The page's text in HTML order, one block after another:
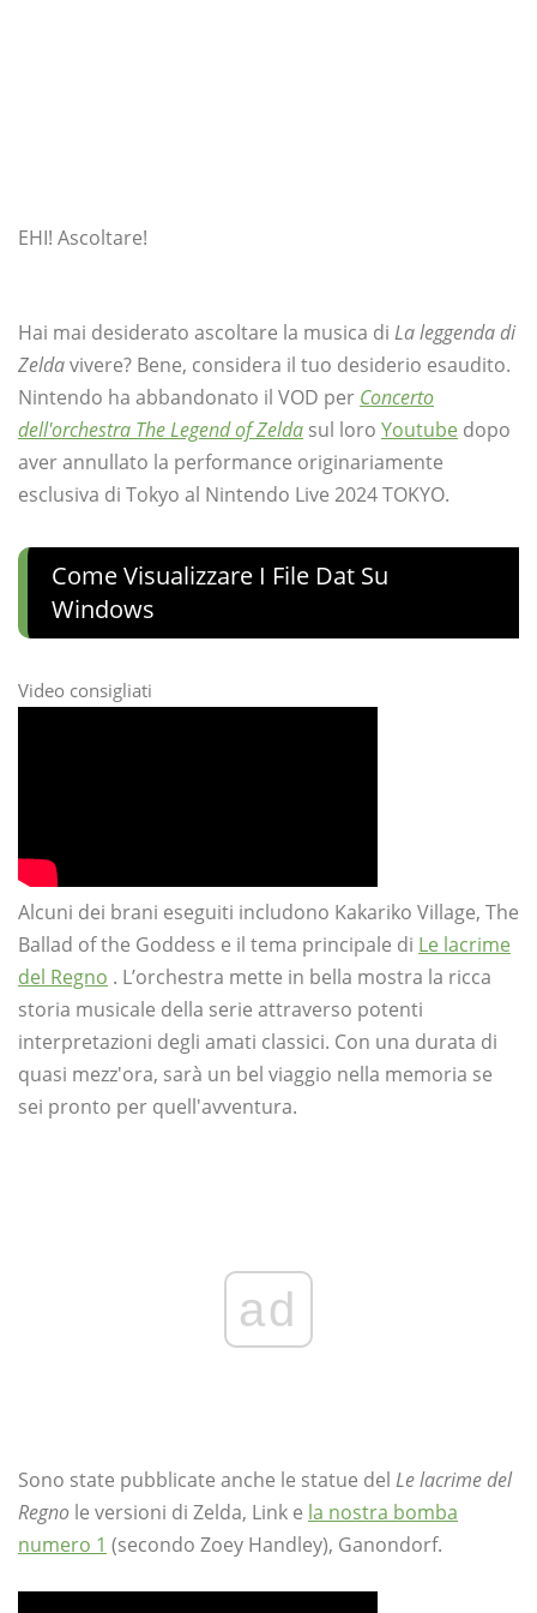
EHI! Ascoltare!
Hai mai desiderato ascoltare la musica di La leggenda di
Zeldavivere? Bene, considera il tuo desiderio esaudito.
Nintendo ha abbandonato il VOD per Concerto
dell'orchestra The Legend of Zelda sul loro Youtube dopo
aver annullato la performance originariamente
esclusiva di Tokyo al Nintendo Live 2024 TOKYO.
Come Visualizzare I File Dat Su
Windows
Video consigliati
Alcuni dei brani eseguiti includono Kakariko Village, The
Ballad of the Goddess e il tema principale di Le lacrime
del Regno . L’orchestra mette in bella mostra la ricca
storia musicale della serie attraverso potenti
interpretazioni degli amati classici. Con una durata di
quasi mezz'ora, sarà un bel viaggio nella memoria se
sei pronto per quell'avventura.
ad
Sono state pubblicate anche le statue del Le lacrime del
Regno le versioni di Zelda, Link e la nostra bomba
numero 1 (secondo Zoey Handley), Ganondorf.